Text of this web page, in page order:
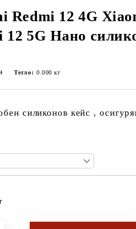
Redmi 12 4G
12 5G Нано
Тегло: 0.000 кг
силиконов кейс ,